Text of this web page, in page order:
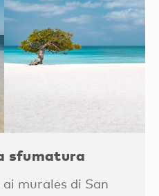
sfumatura
murales di San